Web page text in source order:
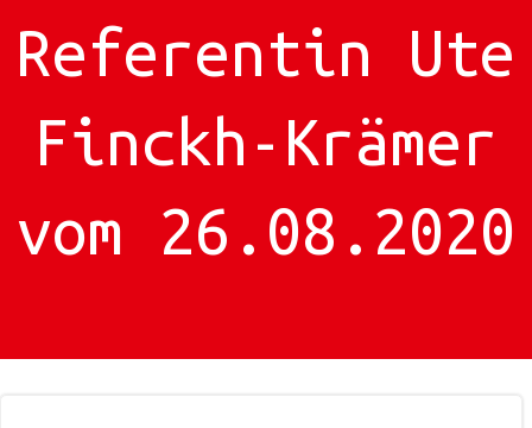
Referentin Ute
Finckh-Krämer
vom 26.08.2020